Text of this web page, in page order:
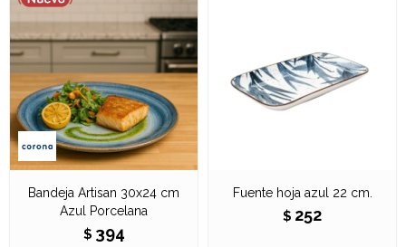
Bandeja Artisan 30x24 cm
Azul Porcelana
$ 394
Fuente hoja azul 22 cm.
$ 252